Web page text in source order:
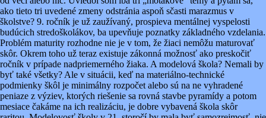
ako tieto tri uvedené zmeny odstránia aspoň sčasti marazmus v
školstve? 9. ročník je už zaužívaný, prospieva mentálnej vyspelosti
budúcich stredoškolákov, ba upevňuje poznatky základného vzdelania.
Problém maturity rozhodne nie je v tom, že žiaci nemôžu maturovať
skôr. Okrem toho už teraz existuje zákonná možnosť ako preskočiť
ročník v prípade nadpriemerného žiaka. A modelová škola? Nemali by
byť také všetky? Ale v situácii, keď na materiálno-technické
podmienky škôl je minimálny rozpočet alebo sú na ne vyhradené
peniaze z výziev, ktorých riešenie sa rovná stavbe pyramídy a potom
mesiace čakáme na ich realizáciu, je dobre vybavená škola skôr